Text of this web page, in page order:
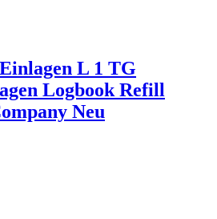
L 1 TG
Logbook Refill
Neu